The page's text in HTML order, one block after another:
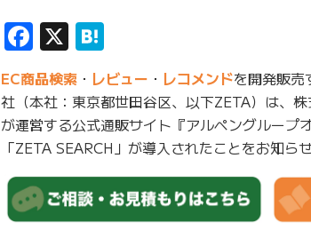
Facebook
X
EC商品検索 ・ レビュー ・ レコメンドを開発販売
社（本社：東京都世田谷区、以下ZETA）は、
が運営する公式通販サイト『アルペングループ
「ZETA SEARCH」が導入されたことをお知ら